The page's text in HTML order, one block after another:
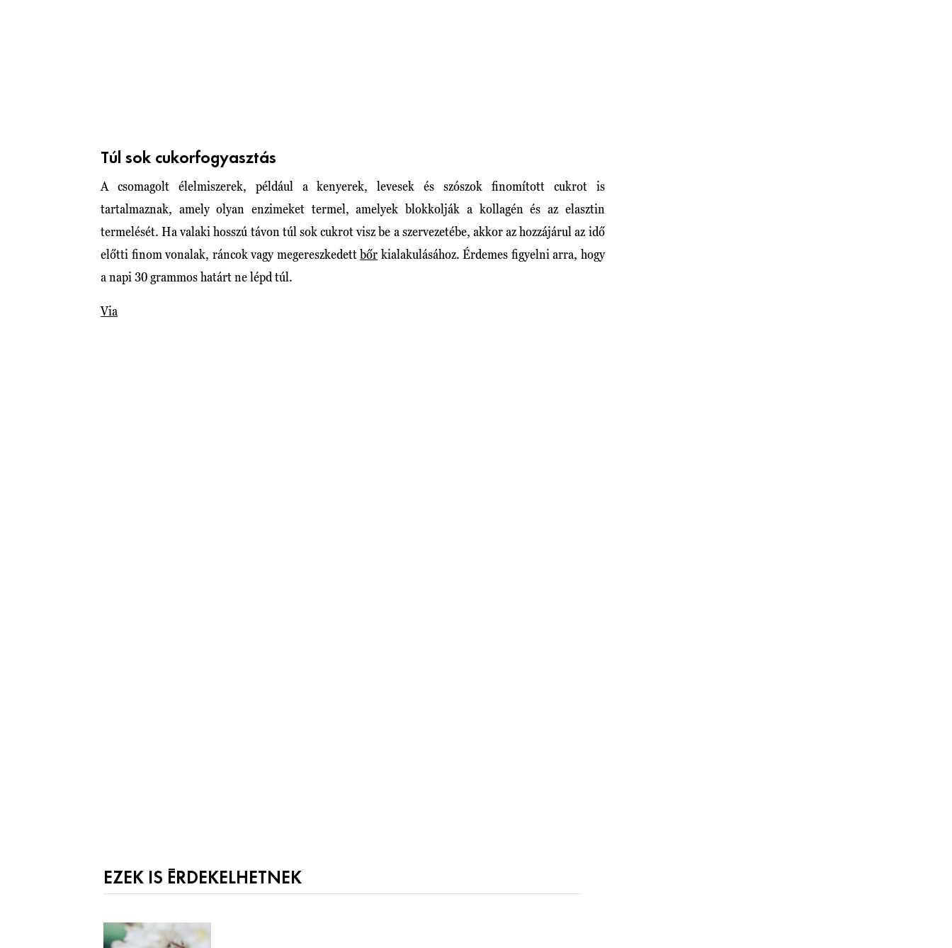
Túl sok cukorfogyasztás
A csomagolt élelmiszerek, például a kenyerek, levesek és szószok finomított cukrot is
tartalmaznak, amely olyan enzimeket termel, amelyek blokkolják a kollagén és az elasztin
termelését. Ha valaki hosszú távon túl sok cukrot visz be a szervezetébe, akkor az hozzájárul az idő
előtti finom vonalak, ráncok vagy megereszkedettbőr kialakulásához. Érdemes figyelni arra, hogy
a napi 30 grammos határt ne lépd túl.
Via
EZEK IS ÉRDEKELHETNEK